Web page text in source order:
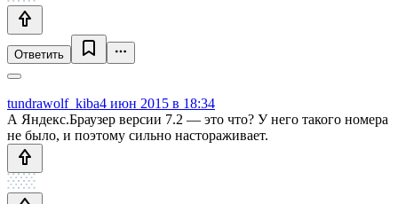
Ответить
tundrawolf_kiba4 июн 2015 в 18:34
А Яндекс.Браузер версии 7.2 — это что? У него такого номера
не было, и поэтому сильно настораживает.